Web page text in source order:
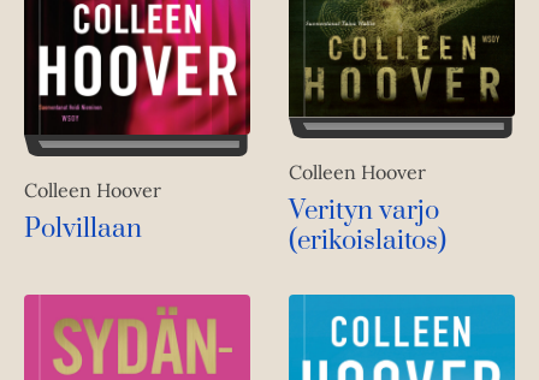
Colleen Hoover
Polvillaan
Colleen Hoover
Verityn varjo
(erikoislaitos)